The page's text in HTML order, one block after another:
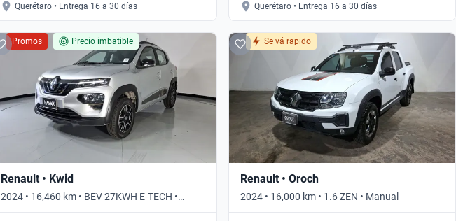
Querétaro • Entrega 16 a 30 días Querétaro • Entrega 16 a 30 días
Promos Precio imbatible
Renault • Kwid
2024 • 16,460 km • BEV 27KWH E-TECH •
Automático
Se vá rapido
Renault • Oroch
2024 • 16,000 km • 1.6 ZEN • Manual